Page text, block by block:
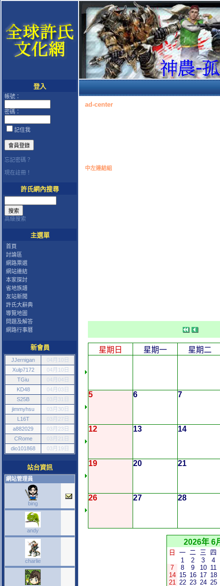
登入
帳號：
密碼：
記住我
忘記密碼？
現在註冊！
許氏網內搜尋
高級搜索
主選單
首頁
討論區
網路票選
網站連結
本家探討
省地族譜
友站新聞
許氏大辭典
導覽地圖
問題及解答
網路行事曆
新會員
JJernigan
04月10日
Xulp7172
04月10日
TGiu
04月04日
KD48
04月03日
S25B
03月31日
jimmyhsu
03月30日
L16T
03月27日
a882029
03月23日
CRome
03月21日
dio101868
03月19日
站台資訊
網站管理員
bing
andy
charlie
ad-center
中左連結組
星期日 星期一 星期二
5 6 7
12 13 14
19 20 21
26 27 28
2026年 6
日 一 二 三
四
1
2 3
4
7
8 9 10 11
14 15 16 17 18
21 22 23 24 25